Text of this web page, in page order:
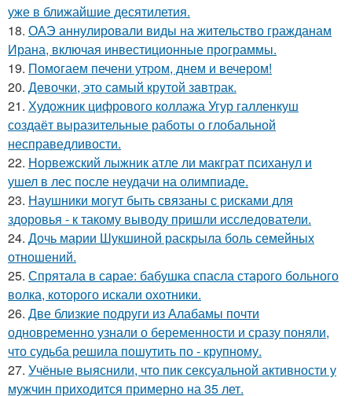
уже в ближайшие десятилетия.
18. ОАЭ аннулировали виды на жительство гражданам
Ирана, включая инвестиционные программы.
19. Помoгаем печени утpoм, днем и вечером!
20. Дeвочки, это сaмый крyтой зaвтрак.
21. Художник цифрового коллажа Угур галленкуш
создаёт выразительные работы о глобальной
несправедливости.
22. Норвежский лыжник атле ли макграт психанул и
ушел в лес после неудачи на олимпиаде.
23. Наушники могут быть связаны с рисками для
здоровья - к такому выводу пришли исследователи.
24. Дочь марии Шукшиной раскрыла боль семейных
отношений.
25. Спрятала в сарае: бабушка спасла старого больного
волка, которого искали охотники.
26. Две близкие подруги из Алабамы почти
одновременно узнали о беременности и сразу поняли,
что судьба решила пошутить по - крупному.
27. Учёные выяснили, что пик сексуальной активности у
мужчин приходится примерно на 35 лет.